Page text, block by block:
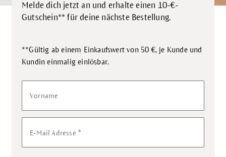
Melde dich jetzt an und erhalte einen 10-€-
Gutschein** für deine nächste Bestellung.
**Gültig ab einem Einkaufswert von 50 €, je Kunde und
Kundin einmalig einlösbar.
Vorname
E-Mail Adresse *